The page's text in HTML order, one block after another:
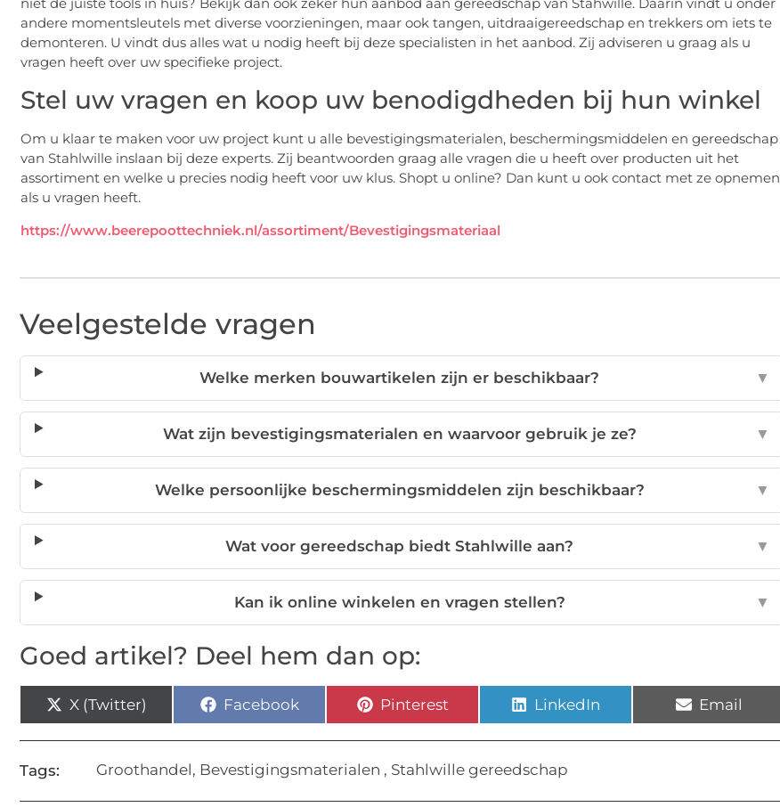
niet de juiste tools in huis? Bekijk dan ook zeker hun aanbod aan gereedschap van Stahwille. Daarin vindt u onder
andere momentsleutels met diverse voorzieningen, maar ook tangen, uitdraaigereedschap en trekkers om iets te
demonteren. U vindt dus alles wat u nodig heeft bij deze specialisten in het aanbod. Zij adviseren u graag als u
vragen heeft over uw specifieke project.
Stel uw vragen en koop uw benodigdheden bij hun winkel
Om u klaar te maken voor uw project kunt u alle bevestigingsmaterialen, beschermingsmiddelen en gereedschap
van Stahlwille inslaan bij deze experts. Zij beantwoorden graag alle vragen die u heeft over producten uit het
assortiment en welke u precies nodig heeft voor uw klus. Shopt u online? Dan kunt u ook contact met ze opnemen
als u vragen heeft.
https://www.beerepoottechniek.nl/assortiment/Bevestigingsmateriaal
Veelgestelde vragen
Welke merken bouwartikelen zijn er beschikbaar? ▼
Wat zijn bevestigingsmaterialen en waarvoor gebruik je ze? ▼
Welke persoonlijke beschermingsmiddelen zijn beschikbaar? ▼
Wat voor gereedschap biedt Stahlwille aan? ▼
Kan ik online winkelen en vragen stellen? ▼
Goed artikel? Deel hem dan op:
X (Twitter) Facebook Pinterest LinkedIn Email
Tags: Groothandel, Bevestigingsmaterialen , Stahlwille gereedschap